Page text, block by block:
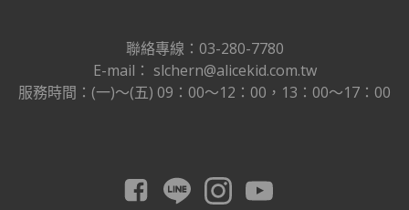
聯絡專線：03-280-7780
E-mail： slchern@alicekid.com.tw
服務時間：(一)～(五) 09：00～12：00，13：00～17：00